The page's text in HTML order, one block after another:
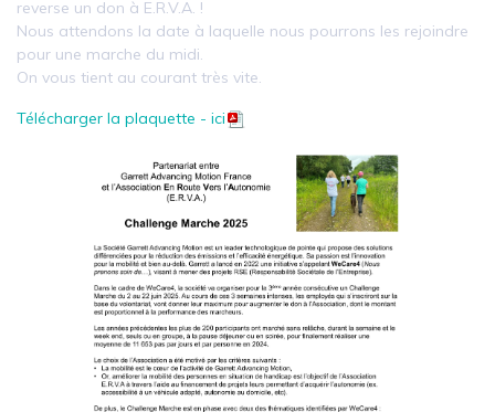
reverse un don à E.R.V.A. !
Nous attendons la date à laquelle nous pourrons les rejoindre
pour une marche du midi.
On vous tient au courant très vite.
Télécharger la plaquette - ici